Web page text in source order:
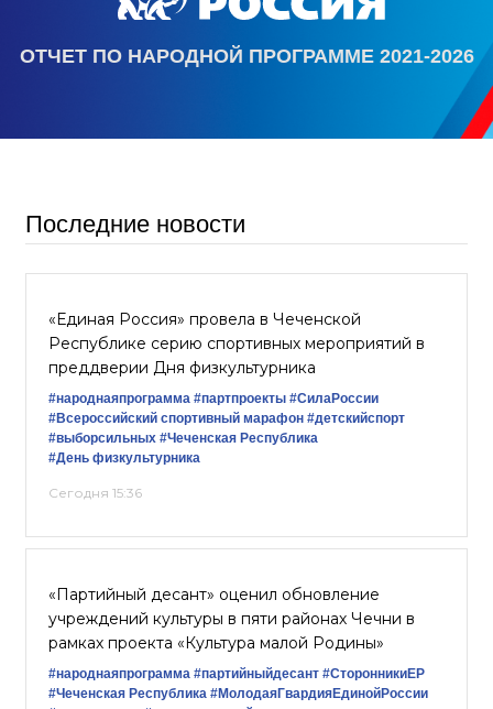
ОТЧЕТ ПО НАРОДНОЙ ПРОГРАММЕ 2021-2026
Последние новости
«Единая Россия» провела в Чеченской
Республике серию спортивных мероприятий в
преддверии Дня физкультурника
#народнаяпрограмма #партпроекты #СилаРоссии
#Всероссийский спортивный марафон #детскийспорт
#выборсильных #Чеченская Республика
#День физкультурника
Сегодня 15:36
«Партийный десант» оценил обновление
учреждений культуры в пяти районах Чечни в
рамках проекта «Культура малой Родины»
#народнаяпрограмма #партийныйдесант #СторонникиЕР
#Чеченская Республика #МолодаяГвардияЕдинойРоссии